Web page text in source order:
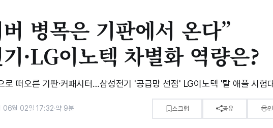
병목은 기판에서 온다”
·LG이노텍 차별화 역량은?
로 떠오른 기판·커패시터…삼성전기 '공급망 선점' LG이노텍 '탈 애플 시험
06월 02일 17:32·약 9분 스크랩 공유